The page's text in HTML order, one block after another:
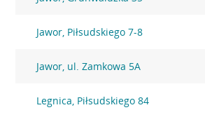
Jawor, Piłsudskiego 7-8
Jawor, ul. Zamkowa 5A
Legnica, Piłsudskiego 84